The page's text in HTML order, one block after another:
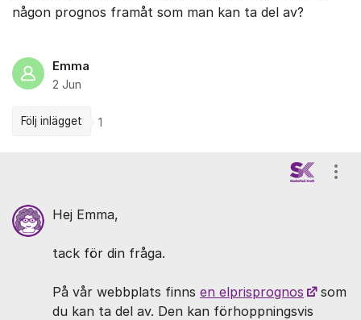
någon prognos framåt som man kan ta del av?
Emma
2 Jun
Följ inlägget 1
Hej Emma,
tack för din fråga.
På vår webbplats finns en elprisprognos
som
du kan ta del av. Den kan förhoppningsvis